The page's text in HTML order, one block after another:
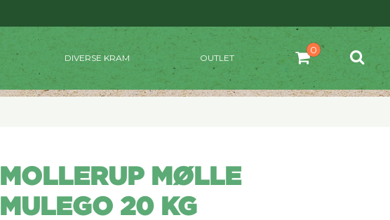
DIVERSE KRAM OUTLET
MOLLERUP MØLLE
MULEGO 20 KG